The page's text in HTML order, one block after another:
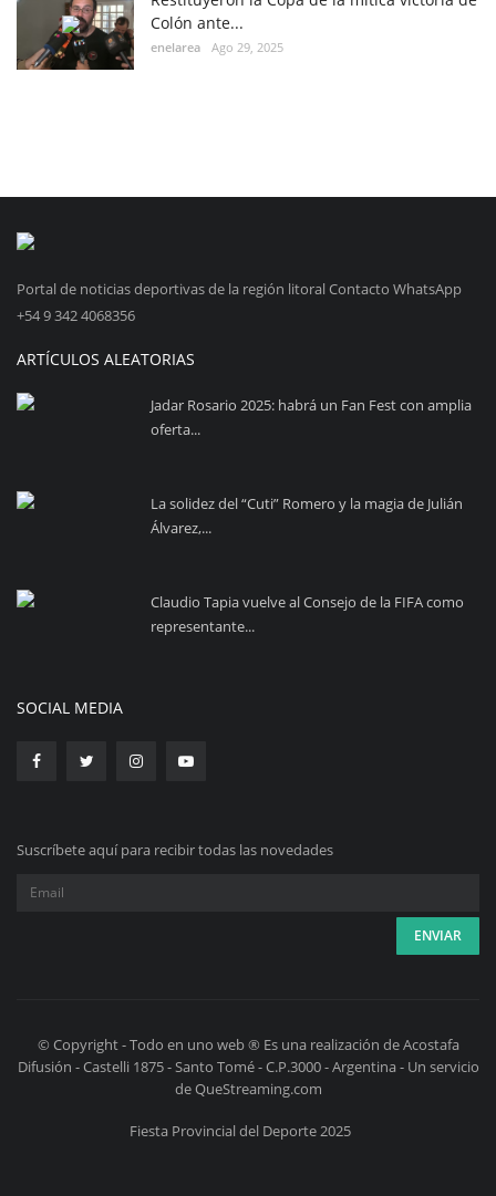
Colón ante...
enelarea Ago 29, 2025
Portal de noticias deportivas de la región litoral Contacto WhatsApp
+54 9 342 4068356
ARTÍCULOS ALEATORIAS
Jadar Rosario 2025: habrá un Fan Fest con amplia
oferta...
La solidez del “Cuti” Romero y la magia de Julián
Álvarez,...
Claudio Tapia vuelve al Consejo de la FIFA como
representante...
SOCIAL MEDIA
Suscríbete aquí para recibir todas las novedades
© Copyright - Todo en uno web ® Es una realización de Acostafa
Difusión - Castelli 1875 - Santo Tomé - C.P.3000 - Argentina - Un servicio
de QueStreaming.com
Fiesta Provincial del Deporte 2025